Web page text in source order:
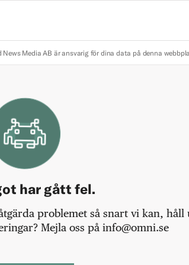
News Media AB är ansvarig för dina data på denna
har gått fel.
problemet så snart vi kan, håll
Mejla oss på info@omni.se